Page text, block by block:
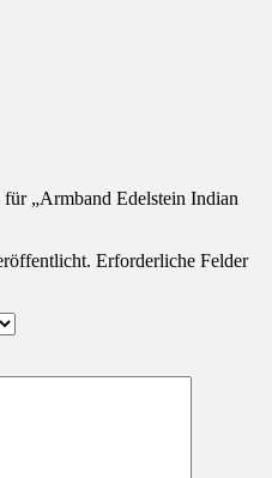
für „Armband Edelstein Indian
Erforderliche Felder